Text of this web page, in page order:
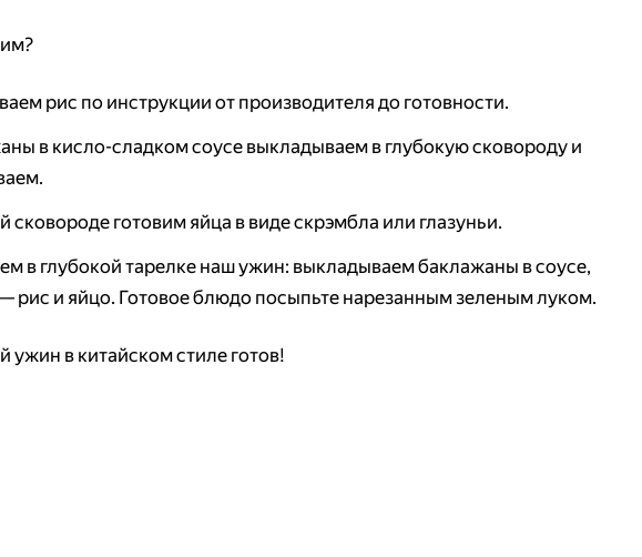
рис по инструкции от производителя до готовности.
в кисло-сладком соусе выкладываем в глубокую сковороду и
сковороде готовим яйца в виде скрэмбла или глазуньи.
в глубокой тарелке наш ужин: выкладываем баклажаны в соусе,
рис и яйцо. Готовое блюдо посыпьте нарезанным зеленым луком.
в китайском стиле готов!